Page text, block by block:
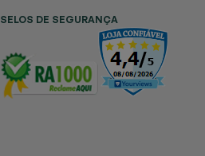
SELOS DE SEGURANÇA